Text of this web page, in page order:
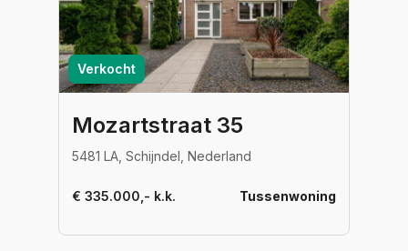
Verkocht
Mozartstraat 35
5481 LA, Schijndel, Nederland
€ 335.000,- k.k. Tussenwoning